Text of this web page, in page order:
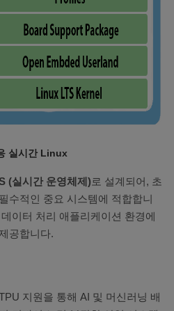
실시간 Linux
(실시간 운영체제)로 설계되어, 초
수적인 중요 시스템에 적합합니
이터 처리 애플리케이션 환경에
공합니다.
지원을 통해 AI 및 머신러닝 배